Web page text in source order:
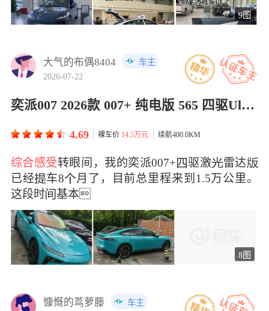
9图
大气的布偶8404
车主
2026-07-22
奕派007 2026款 007+ 纯电版 565 四驱Ultra+激光雷达版
4.69 裸车价 14.5万元 续航400.0KM
综合感受转眼间，我的奕派007+驱激雷达
已经车8月了，目前总里程来到1.5万公里。
这段时基本
8图
慷慨的茑萝藤
车主